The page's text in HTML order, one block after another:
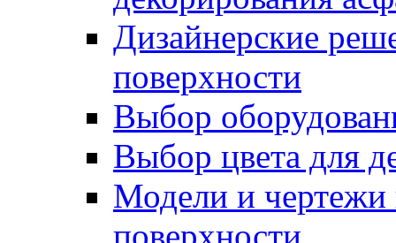
Дизайнерские
поверхности
Выбор
Выбор цвета для
Модели и чертежи